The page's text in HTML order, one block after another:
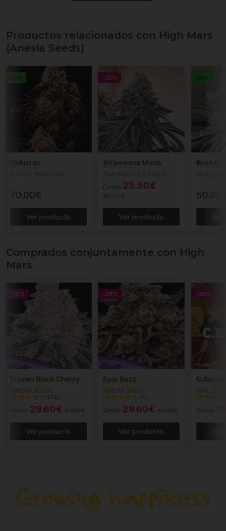
Productos relacionados con High Mars
(Anesia Seeds)
New
Hokuzan
70.00€
Ver producto
-15%
Strawnana Mints
Desde 25.50€
Ver producto
New
Kosher
Comprados conjuntamente con High
Mars
-25%
Frozen Black Cherry
(43)
Desde 29.60€
Ver producto
-25%
Epic Buzz
(1)
Desde 29.60€
Ver producto
-40%
Desde